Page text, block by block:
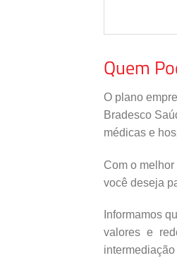
Quem
O plano
Bradesco
médicas e
Com o
você deseja
Informamos
valores e